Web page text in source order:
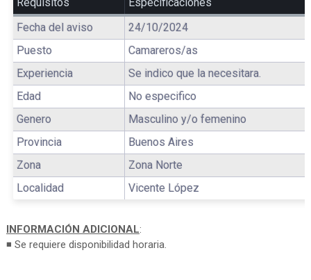
Fecha del aviso
24/10/2024
Puesto
Camareros/as
Experiencia
Se indico que la necesitara.
Edad
No especifico
Genero
Masculino y/o femenino
Provincia
Buenos Aires
Zona
Zona Norte
Localidad
Vicente López
INFORMACIÓN ADICIONAL:
◾ Se requiere disponibilidad horaria.